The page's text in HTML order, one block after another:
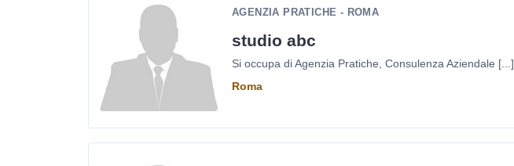
AGENZIA PRATICHE - ROMA
studio abc
Si occupa di Agenzia Pratiche, Consulenza Aziendale [...]
Roma